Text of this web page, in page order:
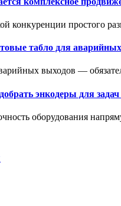
конкуренции простого
табло для
выходов —
энкодеры для
оборудования